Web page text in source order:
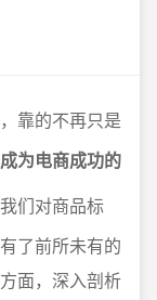
靠的不再只是
为电商成功的
们对商品标
了前所未有的
面，深入剖析